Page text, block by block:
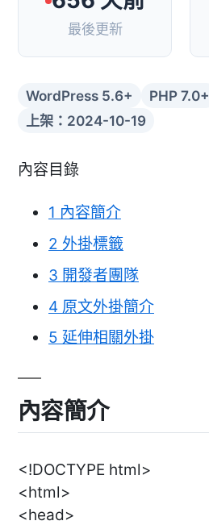
最後更新
WordPress 5.6+ PHP 7.0+
上架：2024-10-19
內容目錄
1 內容簡介
2 外掛標籤
3 開發者團隊
4 原文外掛簡介
5 延伸相關外掛
內容簡介
<!DOCTYPE html>
<html>
<head>